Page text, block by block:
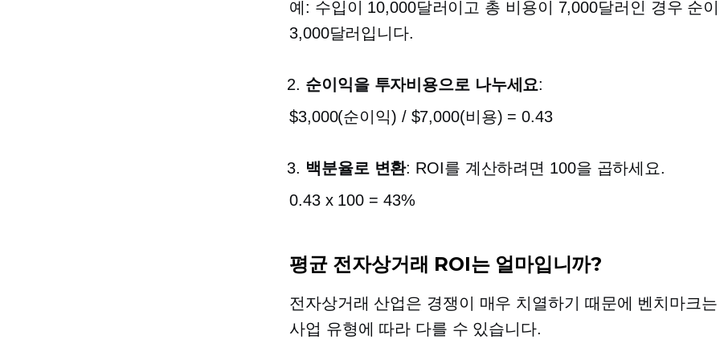
예: 수입이 10,000달러이고 총 비용이 7,000달러인 경우 순
3,000달러입니다.
순이익을 투자비용으로 나누세요:
$3,000(순이익) / $7,000(비용) = 0.43
백분율로 변환: ROI를 계산하려면 100을 곱하세요.
0.43 x 100 = 43%
평균 전자상거래 ROI는 얼마입니까?
전자상거래 산업은 경쟁이 매우 치열하기 때문에 벤치마크
사업 유형에 따라 다를 수 있습니다.